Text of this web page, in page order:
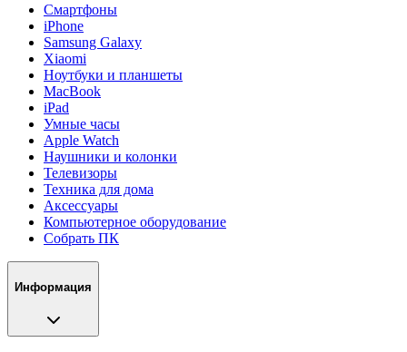
Смартфоны
iPhone
Samsung Galaxy
Xiaomi
Ноутбуки и планшеты
MacBook
iPad
Умные часы
Apple Watch
Наушники и колонки
Телевизоры
Техника для дома
Аксессуары
Компьютерное оборудование
Собрать ПК
Информация